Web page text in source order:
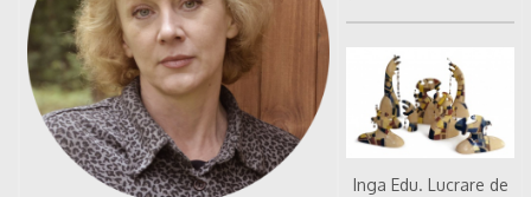
Inga Edu. Lucrare de